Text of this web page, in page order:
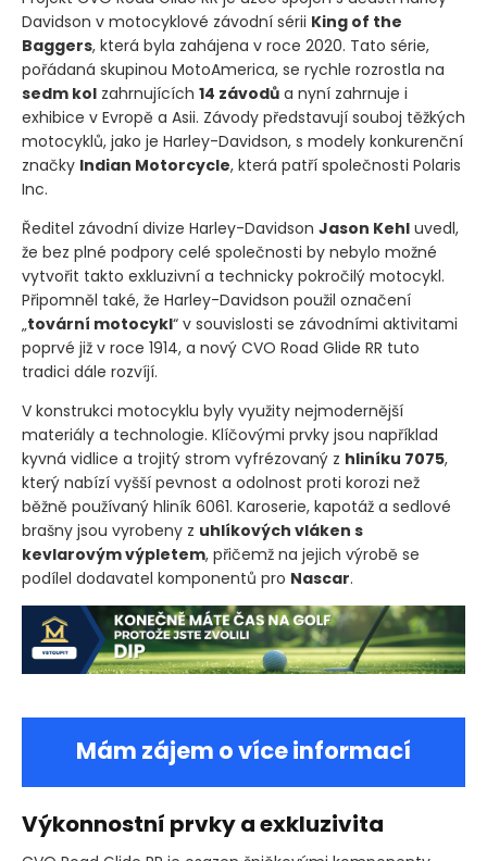
Davidson v motocyklové závodní sérii King of the
Baggers, která byla zahájena v roce 2020. Tato série,
pořádaná skupinou MotoAmerica, se rychle rozrostla na
sedm kol zahrnujících 14 závodů a nyní zahrnuje i
exhibice v Evropě a Asii. Závody představují souboj těžkých
motocyklů, jako je Harley-Davidson, s modely konkurenční
značky Indian Motorcycle, která patří společnosti Polaris
Inc.
Ředitel závodní divize Harley-Davidson Jason Kehl uvedl,
že bez plné podpory celé společnosti by nebylo možné
vytvořit takto exkluzivní a technicky pokročilý motocykl.
Připomněl také, že Harley-Davidson použil označení
„tovární motocykl“ v souvislosti se závodními aktivitami
poprvé již v roce 1914, a nový CVO Road Glide RR tuto
tradici dále rozvíjí.
V konstrukci motocyklu byly využity nejmodernější
materiály a technologie. Klíčovými prvky jsou například
kyvná vidlice a trojitý strom vyfrézovaný z hliníku 7075,
který nabízí vyšší pevnost a odolnost proti korozi než
běžně používaný hliník 6061. Karoserie, kapotáž a sedlové
brašny jsou vyrobeny z uhlíkových vláken s
kevlarovým výpletem, přičemž na jejich výrobě se
podílel dodavatel komponentů pro Nascar.
Mám zájem o více informací
Výkonnostní prvky a exkluzivita